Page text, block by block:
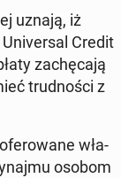
uznają, iż
Credit
za­chę­ca­ją
trud­no­ści z
wła­
osobom